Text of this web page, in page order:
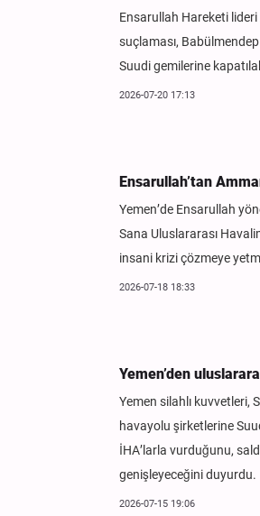
Ensarullah Hareketi lideri
suçlaması,
Suudi gemilerine
2026-07-20 17:13
Ensarullah’tan
Yemen’de Ensarullah
Sana Uluslararası
insani krizi çözmeye
2026-07-18 18:33
Yemen’den
Yemen silahlı kuvvetleri,
havayolu şirketlerine
İHA’larla vurduğunu,
genişleyeceğini duyurdu.
2026-07-15 19:06